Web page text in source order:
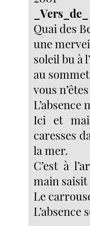
_Vers_de_
Quai des
une
soleil bu à
au
vous
Ici et
caresses
la mer.
C’est à
main saisit
Le